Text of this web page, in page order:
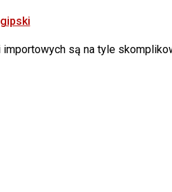
są na tyle